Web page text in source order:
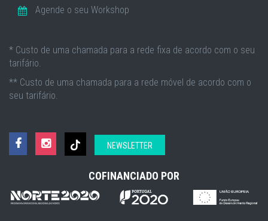
Agende o seu Workshop
* Custo de uma chamada para a rede fixa de acordo com o seu
tarifário.
** Custo de uma chamada para a rede móvel de acordo com o
seu tarifário.
NEWSLETTER
COFINANCIADO POR